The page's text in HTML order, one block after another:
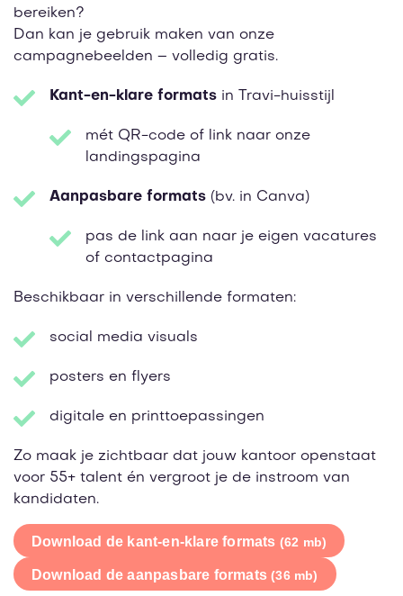
bereiken?
Dan kan je gebruik maken van onze
campagnebeelden – volledig gratis.
Kant-en-klare formats in Travi-huisstijl
mét QR-code of link naar onze
landingspagina
Aanpasbare formats (bv. in Canva)
pas de link aan naar je eigen vacatures
of contactpagina
Beschikbaar in verschillende formaten:
social media visuals
posters en flyers
digitale en printtoepassingen
Zo maak je zichtbaar dat jouw kantoor openstaat
voor 55+ talent én vergroot je de instroom van
kandidaten.
Download de kant-en-klare formats (62 mb)
Download de aanpasbare formats(36 mb)